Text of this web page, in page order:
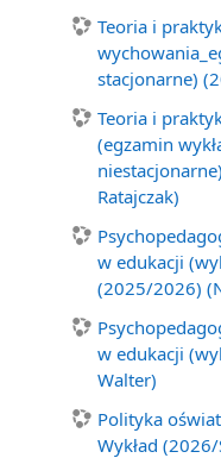
Teoria i
stacjonarne)
Teoria i
(egzamin
Ratajczak)
w edukacji
(2025/2026)
w edukacji
Walter)
Polityka
Wykład (2026/